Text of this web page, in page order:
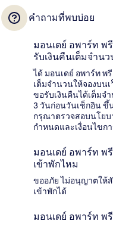
คำถามที่พบบ่อย
มอนเดย์ อพาร์ท พ
รับเงินคืนเต็มจำน
ได้ มอนเดย์ อพาร์ท พ
เต็มจำนวนให้จองบน
ขอรับเงินคืนได้เต็มจ
3 วันก่อนวันเช็กอิน ขึ้
กรุณาตรวจสอบนโยบ
กำหนดและเงื่อนไขก
มอนเดย์ อพาร์ท พ
เข้าพักไหม
ขออภัย ไม่อนุญาตให้
เข้าพักได้
มอนเดย์ อพาร์ท พ